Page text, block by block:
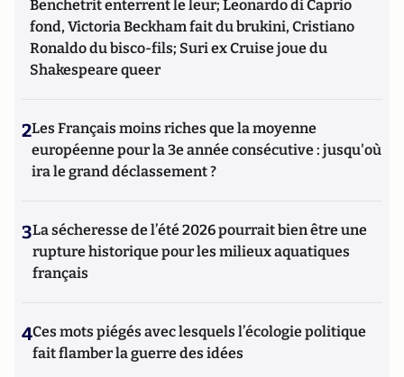
Benchetrit enterrent le leur; Leonardo di Caprio
fond, Victoria Beckham fait du brukini, Cristiano
Ronaldo du bisco-fils; Suri ex Cruise joue du
Shakespeare queer
2Les Français moins riches que la moyenne
européenne pour la 3e année consécutive : jusqu'où
ira le grand déclassement ?
3La sécheresse de l’été 2026 pourrait bien être une
rupture historique pour les milieux aquatiques
français
4Ces mots piégés avec lesquels l’écologie politique
fait flamber la guerre des idées